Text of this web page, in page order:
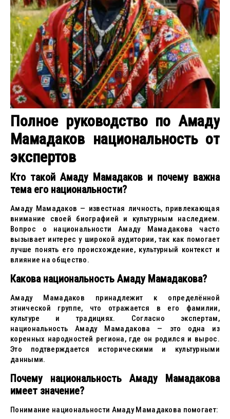
Полное руководство по Амаду
Мамадаков национальность от
экспертов
Кто такой Амаду Мамадаков и почему важна
тема его национальности?
Амаду Мамадаков — известная личность, привлекающая
внимание своей биографией и культурным наследием.
Вопрос о национальности Амаду Мамадакова часто
вызывает интерес у широкой аудитории, так как помогает
лучше понять его происхождение, культурный контекст и
влияние на общество.
Какова национальность Амаду Мамадакова?
Амаду Мамадаков принадлежит к определённой
этнической группе, что отражается в его фамилии,
культуре и традициях. Согласно экспертам,
национальность Амаду Мамадакова — это одна из
коренных народностей региона, где он родился и вырос.
Это подтверждается историческими и культурными
данными.
Почему национальность Амаду Мамадакова
имеет значение?
Понимание национальности Амаду Мамадакова помогает: